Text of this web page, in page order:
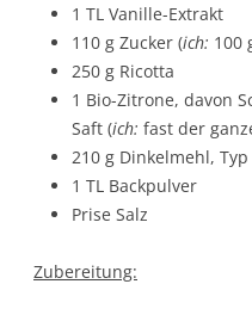
1 TL Vanille-Extrakt
110 g Zucker (ich: 100
250 g Ricotta
1 Bio-Zitrone, davon
Saft (ich: fast der
210 g Dinkelmehl, Typ
1 TL Backpulver
Prise Salz
Zubereitung: